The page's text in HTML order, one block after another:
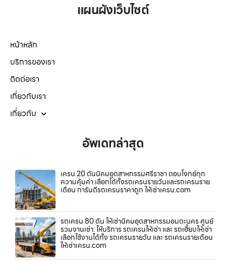
แผนผังเว็บไซต์
หน้าหลัก
บริการของเรา
ติดต่อเรา
เกี่ยวกับเรา
เกี่ยวกับ
อัพเดทล่าสุด
เครน 20 ตันนิคมอุตสาหกรรมศรีราชา ตอบโจทย์ทุก
ความคุ้มค่า เลือกได้ทั้งรถเครนรายวันและรถเครนราย
เดือน การันตีรถเครนราคาถูก ให้เช่าเครน.com
รถเครน 80 ตัน ให้เช่านิคมอุตสาหกรรมอมตะนคร ศูนย์
รวมงานเช่า: ให้บริการ รถเครนให้เช่า และ รถเฮี๊ยบให้เช่า
เลือกใช้งานได้ทั้ง รถเครนรายวัน และ รถเครนรายเดือน
ให้เช่าเครน.com